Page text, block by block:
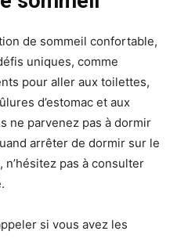
de sommeil confortable,
uniques, comme
pour aller aux toilettes,
d’estomac et aux
ne parvenez pas à dormir
arrêter de dormir sur le
pas à consulter
si vous avez les